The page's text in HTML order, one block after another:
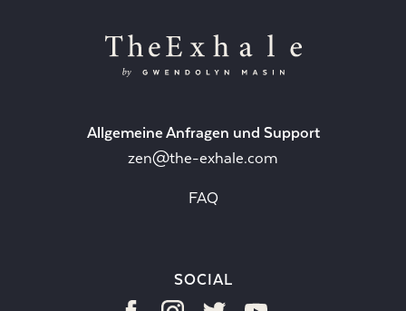
Allgemeine Anfragen und Support
zen@the-exhale.com
FAQ
SOCIAL